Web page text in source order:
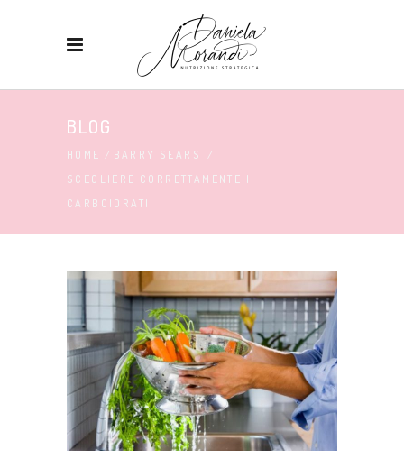
BLOG
HOME / BARRY SEARS
/
SCEGLIERE CORRETTAMENTE I
CARBOIDRATI